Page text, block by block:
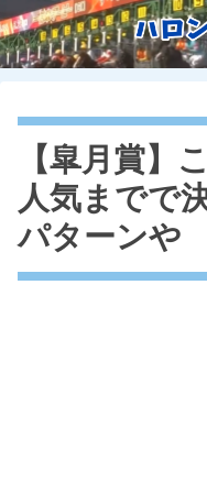
【皐月賞】
人気までで
パターンや